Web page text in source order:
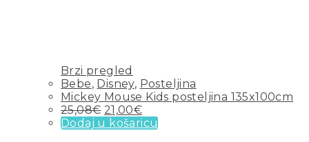
Brzi pregled
Bebe, Disney, Posteljina
Mickey Mouse Kids posteljina 135x100cm
25,08€ 21,00€
Dodaj u košaricu